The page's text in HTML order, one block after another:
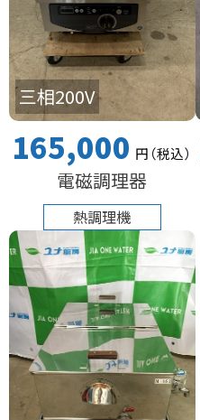
三相200V
165,000 円（税込）
電磁調理器
熱調理機